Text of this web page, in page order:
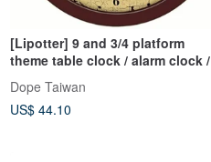
[Lipotter] 9 and 3/4 platform
theme table clock / alarm clock /
HARRY POTTER
Dope Taiwan
US$ 44.10